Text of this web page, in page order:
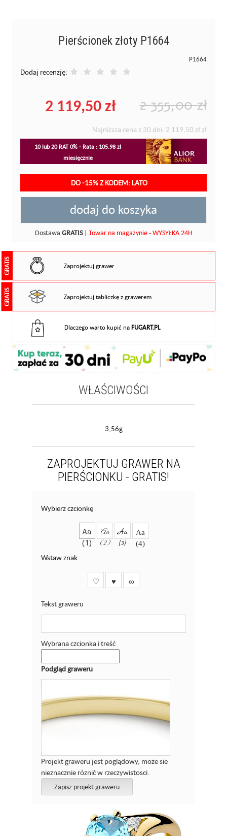
Pierścionek złoty P1664
P1664
Dodaj recenzję:
2 355,00 zł
2 119,50 zł
Najniższa cena z 30 dni: 2 119,50 zł zł
10 lub 20 RAT 0% - Rata : 105.98 zł
miesięcznie
DO -15% Z KODEM: LATO
dodaj do koszyka
Dostawa GRATIS| Towar na magazynie - WYSYŁKA 24H
GRATIS Zaprojektuj grawer
GRATIS Zaprojektuj tabliczkę z grawerem
Dlaczego warto kupić naFUGART.PL
WŁAŚCIWOŚCI
3,56g
ZAPROJEKTUJ GRAWER NA
PIERŚCIONKU - GRATIS!
Wybierz czcionkę
Aa
(1)
Aa
(2)
Aa
(3)
Aa
(4)
Wstaw znak
♡ ♥ ∞
Tekst graweru
Wybrana czcionka i treść
Podgląd graweru
Projekt graweru jest poglądowy, może sie
nieznacznie róznić w rzeczywistosci.
Zapisz projekt graweru